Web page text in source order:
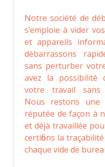
Notre société de
s’emploie à vider
et appareils
débarrassons
sans perturber
avez la possibilité
votre travail sans
Nous restons une
réputée de façon à
et déjà travaillée
certifions la
chaque vide de